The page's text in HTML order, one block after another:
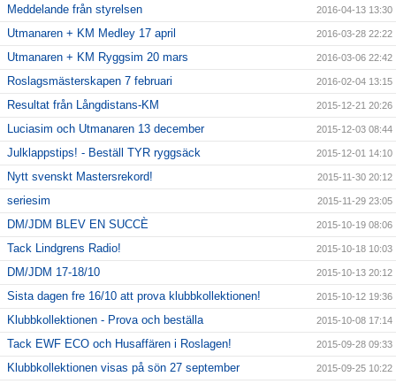
Meddelande från styrelsen 2016-04-13 13:30
Utmanaren + KM Medley 17 april 2016-03-28 22:22
Utmanaren + KM Ryggsim 20 mars 2016-03-06 22:42
Roslagsmästerskapen 7 februari 2016-02-04 13:15
Resultat från Långdistans-KM 2015-12-21 20:26
Luciasim och Utmanaren 13 december 2015-12-03 08:44
Julklappstips! - Beställ TYR ryggsäck 2015-12-01 14:10
Nytt svenskt Mastersrekord! 2015-11-30 20:12
seriesim 2015-11-29 23:05
DM/JDM BLEV EN SUCCÈ 2015-10-19 08:06
Tack Lindgrens Radio! 2015-10-18 10:03
DM/JDM 17-18/10 2015-10-13 20:12
Sista dagen fre 16/10 att prova klubbkollektionen! 2015-10-12 19:36
Klubbkollektionen - Prova och beställa 2015-10-08 17:14
Tack EWF ECO och Husaffären i Roslagen! 2015-09-28 09:33
Klubbkollektionen visas på sön 27 september 2015-09-25 10:22